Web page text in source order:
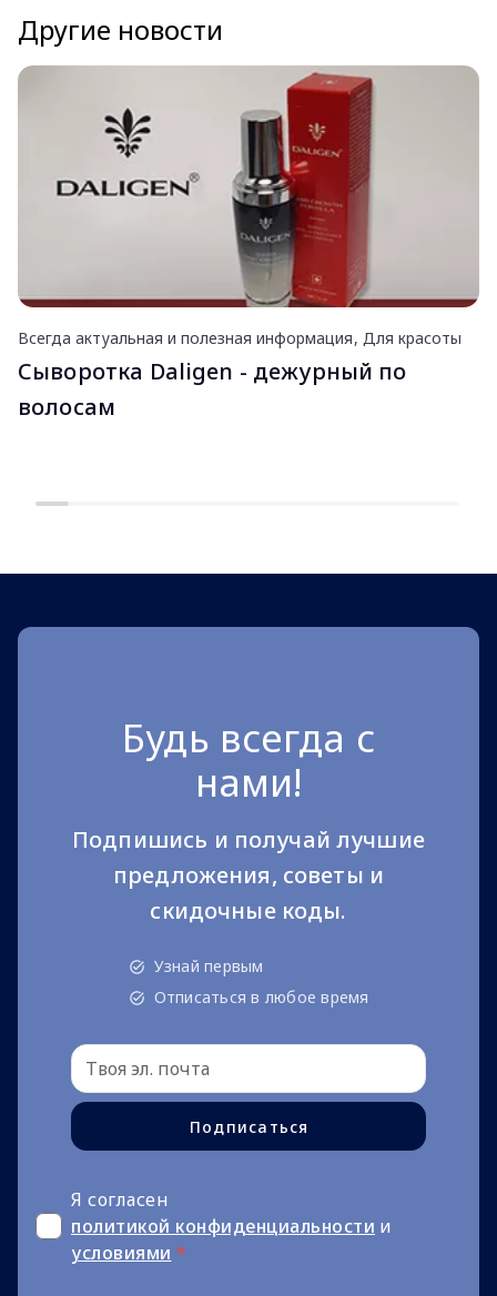
Другие новости
Всегда актуальная и полезная информация Для красоты
Сыворотка Daligen - дежурный по
волосам
Будь всегда с
нами!
Подпишись и получай лучшие
предложения, советы и
скидочные коды.
Узнай первым
Отписаться в любое время
Подписаться
Я согласен
политикой конфиденциальности и
условиями *